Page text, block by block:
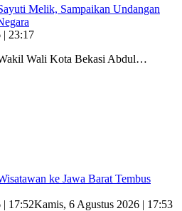
Melik, Sampaikan Undangan
| 23:17
Wali Kota Bekasi Abdul…
ke Jawa Barat Tembus
| 17:52Kamis, 6 Agustus 2026 | 17:53